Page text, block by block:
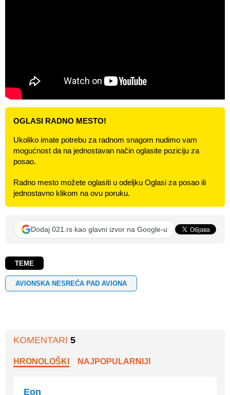
OGLASI RADNO MESTO!
Ukoliko imate potrebu za radnom snagom nudimo vam
mogućnost da na jednostavan način oglasite poziciju za
posao.
Radno mesto možete oglasiti u odeljku Oglasi za posao ili
jednostavno klikom na ovu poruku.
Dodaj 021.rs kao glavni izvor na Google-u
TEME
AVIONSKA NESREĆA PAD AVIONA
KOMENTARI 5
HRONOLOŠKI NAJPOPULARNIJI
Eon